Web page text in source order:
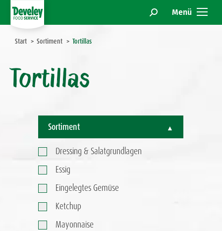
Menü
Search:
Sie befinden sich hier:
Start Sortiment Tortillas
Tortillas
Sortiment
Dressing & Salatgrundlagen
Essig
Eingelegtes Gemüse
Ketchup
Mayonnaise